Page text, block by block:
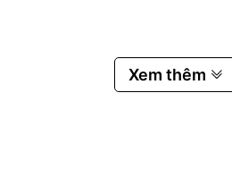
Xem thêm